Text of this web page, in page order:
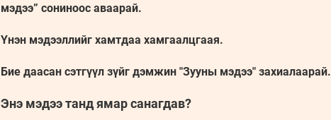
мэдээ” сониноос аваарай.
Үнэн мэдээллийг хамтдаа хамгаалцгаая.
Бие даасан сэтгүүл зүйг дэмжин "Зууны мэдээ" захиалаарай.
Энэ мэдээ танд ямар санагдав?